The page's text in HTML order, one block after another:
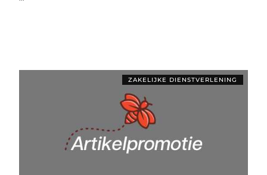
ZAKELIJKE DIENSTVERLENING